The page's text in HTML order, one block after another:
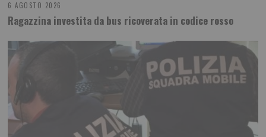
6 AGOSTO 2026
Ragazzina investita da bus ricoverata in codice rosso